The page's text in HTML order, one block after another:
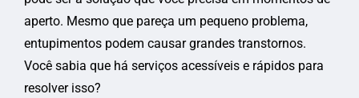
aperto. Mesmo que pareça um pequeno problema,
entupimentos podem causar grandes transtornos.
Você sabia que há serviços acessíveis e rápidos para
resolver isso?